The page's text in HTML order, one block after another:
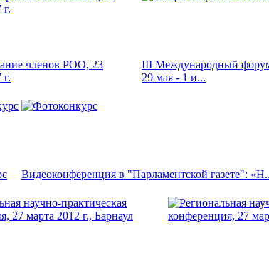
членов РОО, 23
III Международный
29 мая - 1 и...
Видеоконференция в "Парламентской газете":